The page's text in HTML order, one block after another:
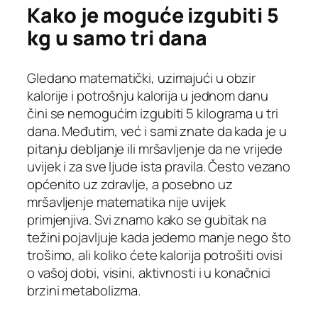
Kako je moguće izgubiti 5
kg u samo tri dana
Gledano matematički, uzimajući u obzir
kalorije i potrošnju kalorija u jednom danu
čini se nemogućim izgubiti 5 kilograma u tri
dana. Međutim, već i sami znate da kada je u
pitanju debljanje ili mršavljenje da ne vrijede
uvijek i za sve ljude ista pravila. Često vezano
općenito uz zdravlje, a posebno uz
mršavljenje matematika nije uvijek
primjenjiva. Svi znamo kako se gubitak na
težini pojavljuje kada jedemo manje nego što
trošimo, ali koliko ćete kalorija potrošiti ovisi
o vašoj dobi, visini, aktivnosti i u konačnici
brzini metabolizma.